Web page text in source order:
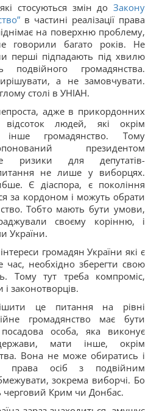
стосуються змін до Закону
в частині реалізації права
на поверхню проблему,
говорили багато років. Не
перші підпадають під хвилю
подвійного громадянства.
а не замовчувати.
столі в УНІАН.
адже в прикордонних
людей, які окрім
інше громадянство. Тому
президентом
ризики для депутатів-
не лише у виборцях.
Є діаспора, є покоління
за кордоном і можуть обрати
Тобто мають бути умови,
своєму корінню, і
України.
громадян України які є
необхідно зберегти свою
Тому тут треба компроміс,
і законотворців.
це питання на рівні
громадянство має бути
особа, яка виконує
мати інше, окрім
Вона не може обиратись і
права осіб з подвійним
зокрема виборчі. Бо
черговий Крим чи Донбас.